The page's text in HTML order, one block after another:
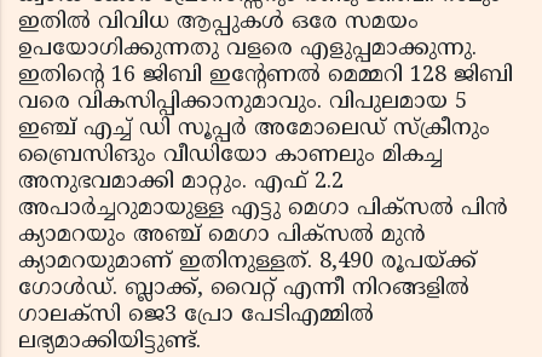
ഇതില്‍ വിവിധ ആപ്പുകള്‍ ഒരേ സമയം
ഉപയോഗിക്കുന്നതു വളരെ എളുപ്പമാക്കുന്നു.
ഇതിന്റെ 16 ജിബി ഇന്റേണല്‍ മെമ്മറി 128 ജിബി
വരെ വികസിപ്പിക്കാനുമാവും. വിപുലമായ 5
ഇഞ്ച് എച്ച് ഡി സൂപ്പര്‍ അമോലെഡ് സ്‌ക്രീനും
ബ്രൈസിങും വീഡിയോ കാണലും മികച്ച
അനുഭവമാക്കി മാറ്റും. എഫ് 2.2
അപാര്‍ച്ചറുമായുള്ള എട്ടു മെഗാ പിക്‌സല്‍ പിന്‍
ക്യാമറയും അഞ്ച് മെഗാ പിക്‌സല്‍ മുന്‍
ക്യാമറയുമാണ് ഇതിനുള്ളത്. 8,490 രൂപയ്ക്ക്
ഗോള്‍ഡ്. ബ്ലാക്ക്, വൈറ്റ് എന്നീ നിറങ്ങളില്‍
ഗാലക്‌സി ജെ3 പ്രോ പേടിഎമ്മില്‍
ലഭ്യമാക്കിയിട്ടുണ്ട്.